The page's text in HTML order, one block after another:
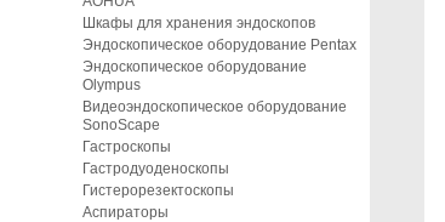
Шкафы для хранения эндоскопов
Эндоскопическое оборудование Pentax
Эндоскопическое оборудование
Olympus
Видеоэндоскопическое оборудование
SonoScape
Гастроскопы
Гастродуоденоскопы
Гистерорезектоскопы
Аспираторы